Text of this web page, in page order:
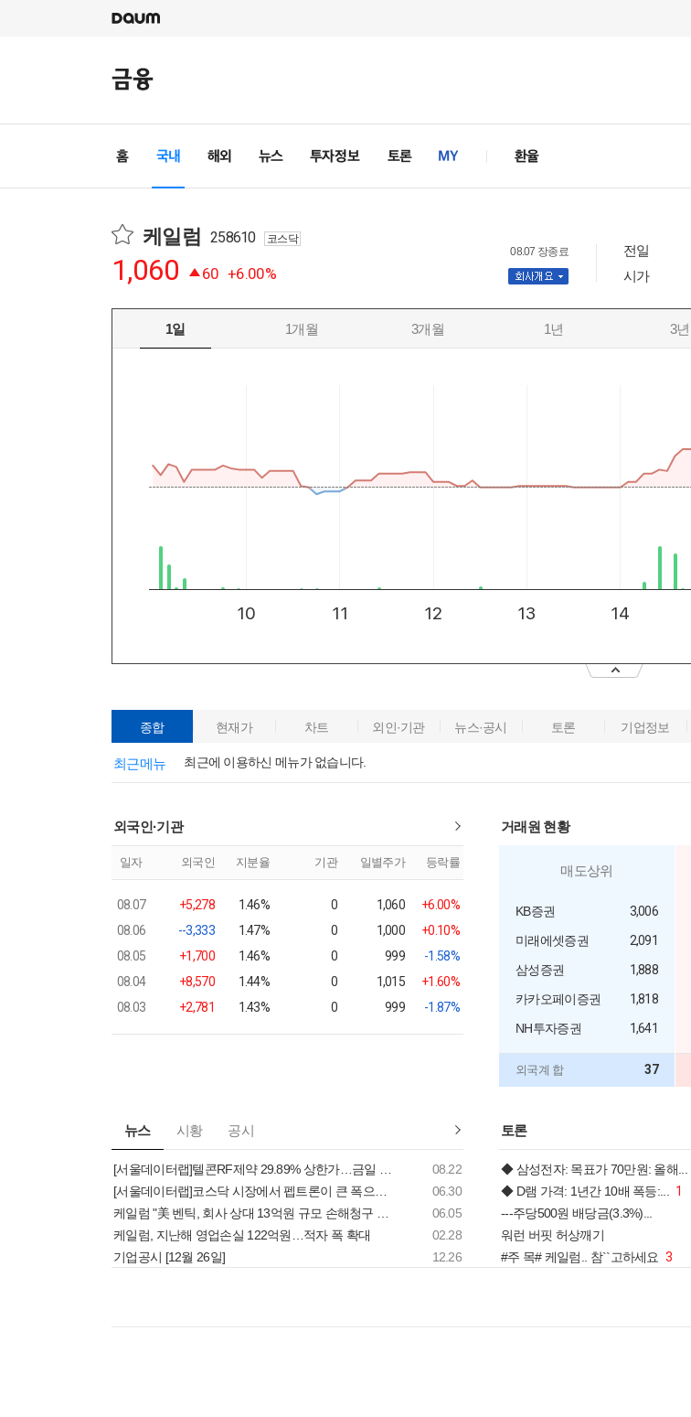
케일럼 258610 코스닥
1,060 60 +6.00%
08.07 장종료 전일
시가
1일 1개월 3개월 1년 3년
종합 현재가 차트 외인·기관 뉴스·공시 토론 기업정보
최근메뉴 최근에 이용하신 메뉴가 없습니다.
외국인·기관
일자 외국인 지분율 기관 일별주가 등락률
08.07 +5,278 1.46% 0 1,060
+6.00%
08.06
--3,333 1.47% 0 1,000
+0.10%
08.05
+1,700 1.46% 0 999
-1.58%
08.04
+8,570 1.44% 0 1,015
+1.60%
08.03
+2,781 1.43% 0 999 -1.87%
거래원 현황
매도상위
KB증권
3,006
미래에셋증권
2,091
삼성증권
1,888
카카오페이증권
1,818
NH투자증권
1,641
외국계 합 37
뉴스 시황 공시
08.22
06.30
06.05
케일럼, 지난해 영업손실 122억원…적자 폭 확대
02.28
기업공시 [12월 26일]
12.26
토론
◆ 삼성전자: 목표가 70만원: 올해...
◆ D램 가격: 1년간 10배 폭등:...
1
---주당500원 배당금(3.3%)...
워런 버핏 허상깨기
#주 목# 케일럼.. 참``고하세요 3